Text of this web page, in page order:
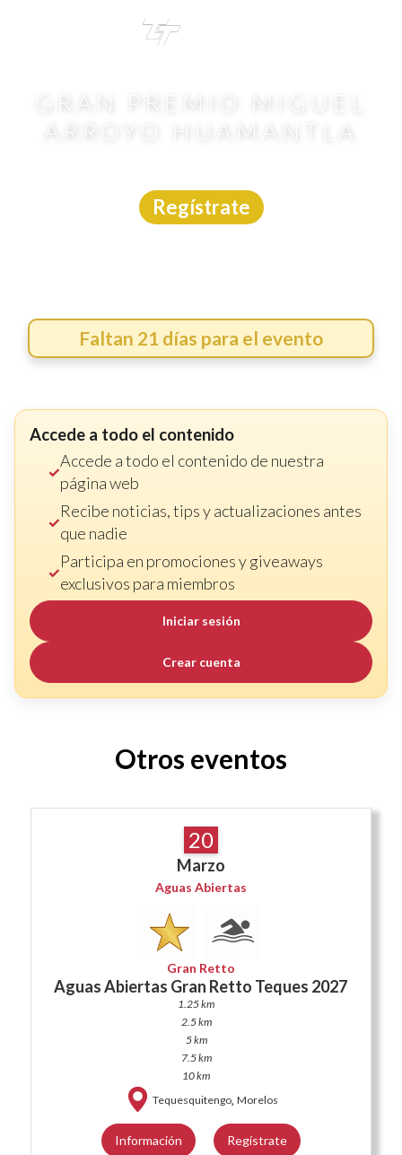
GRAN PREMIO MIGUEL
ARROYO HUAMANTLA
Regístrate
Faltan 21 días para el evento
Accede a todo el contenido
Accede a todo el contenido de nuestra
página web
Recibe noticias, tips y actualizaciones antes
que nadie
Participa en promociones y giveaways
exclusivos para miembros
Iniciar sesión
Crear cuenta
Otros eventos
20
Marzo
Aguas Abiertas
Gran Retto
Aguas Abiertas Gran Retto Teques 2027
1.25 km
2.5 km
5 km
7.5 km
10 km
Tequesquitengo, Morelos
Información Regístrate